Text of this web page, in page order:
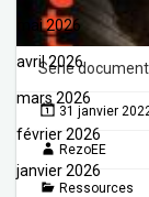
mai 2026
avril 2026
mars 2026
février 2026
janvier 2026
Série
31 janvier
RezoEE
Ressources